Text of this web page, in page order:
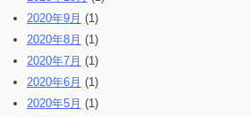
2020年9月 (1)
2020年8月 (1)
2020年7月 (1)
2020年6月 (1)
2020年5月 (1)